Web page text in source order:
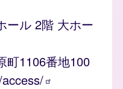
ール 2階 大ホー
町1106番地100